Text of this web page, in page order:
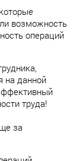
возможность
операций
на данной
труда!
за